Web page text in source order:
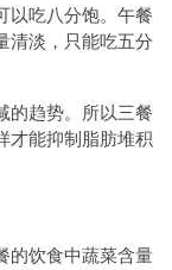
以吃八分饱。午餐
清淡，只能吃五分
的趋势。所以三餐
才能抑制脂肪堆积
的饮食中蔬菜含量